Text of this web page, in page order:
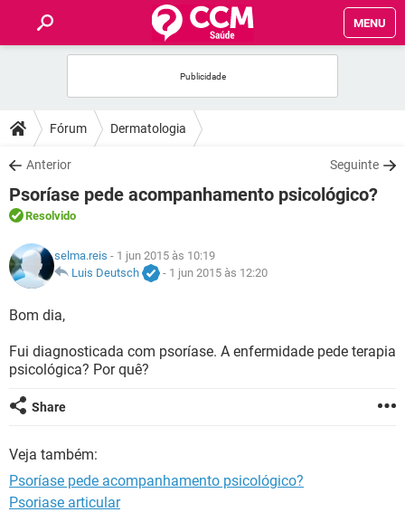
MENU
FÓRUM
SAÚDE
FAMÍLIA
NUTRIÇÃO
SEXUALIDADE
GLOSSÁRIO
Fórum Dermatologia
Anterior Seguinte
Psoríase pede acompanhamento psicológico?
Resolvido
selma.reis - 1 jun 2015 às 10:19
Luis Deutsch
- 1 jun 2015 às 12:20
Bom dia,
Fui diagnosticada com psoríase. A enfermidade pede terapia
psicológica? Por quê?
Share
Veja também:
Psoríase pede acompanhamento psicológico?
Psoriase articular